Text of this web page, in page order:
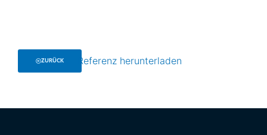
ZURÜCK Referenz herunterladen